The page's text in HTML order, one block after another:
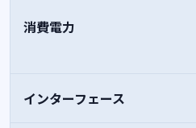
消費電力
インターフェース